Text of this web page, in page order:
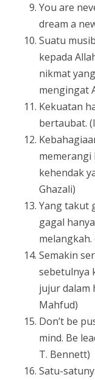
You are
dream a
Suatu
kepada
nikmat
mengingat
Kekuatan
bertaubat.
memerangi
kehendak
Ghazali)
Yang takut
gagal
melangkah.
Semakin
sebetulnya
jujur dalam
Mahfud)
Don’t be
mind. Be
T. Bennett)
Satu-